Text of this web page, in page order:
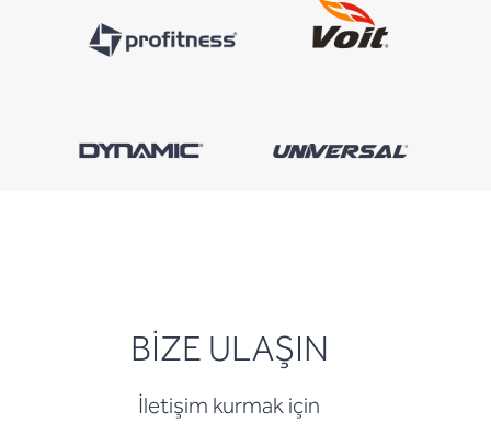
BİZE ULAŞIN
İletişim kurmak için